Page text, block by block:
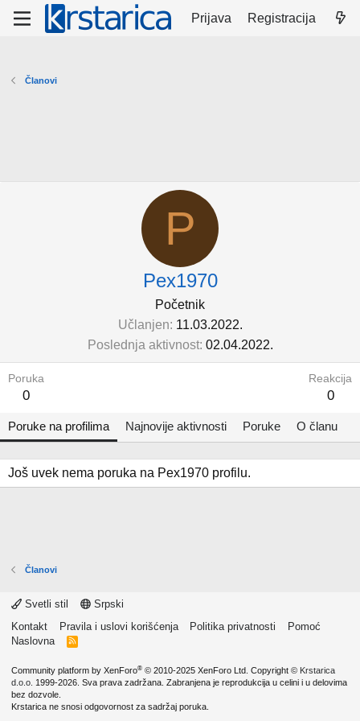
Prijava Registracija
Članovi
P
Pex1970
Početnik
Učlanjen 11.03.2022.
Poslednja aktivnost 02.04.2022.
Poruka
0
Reakcija
0
Poruke na profilima Najnovije aktivnosti Poruke O članu
Još uvek nema poruka na Pex1970 profilu.
Članovi
Svetli stil
Srpski
Kontakt
Pravila i uslovi korišćenja Politika privatnosti
Pomoć
Naslovna
R
Community platform by XenForo® © 2010-2025 XenForo Ltd. Copyright © Krstarica
d.o.o. 1999-2026. Sva prava zadržana. Zabranjena je reprodukcija u celini i u delovima
bez dozvole.
Krstarica ne snosi odgovornost za sadržaj poruka.